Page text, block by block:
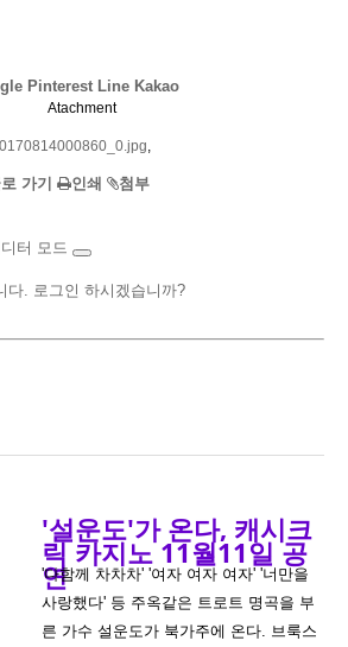
Pinterest Line Kakao
Atachment
,
가기 인쇄
첨부
터 모드
다. 로그인 하시겠습니까?
'설운도'가 온다, 캐시크
릭 카지노 11월11일 공
연
'다함께 차차차' '여자 여자 여자' '너만을
사랑했다' 등 주옥같은 트로트 명곡을 부
른 가수 설운도가 북가주에 온다. 브룩스